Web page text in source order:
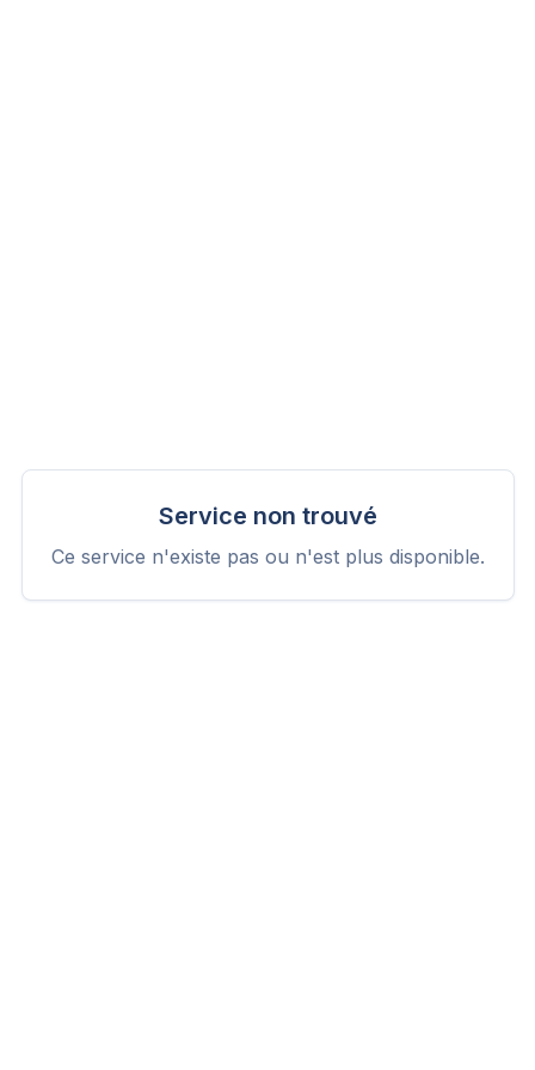
Service non trouvé
Ce service n'existe pas ou n'est plus disponible.